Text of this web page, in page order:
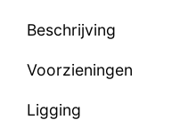
Beschrijving
Voorzieningen
Ligging